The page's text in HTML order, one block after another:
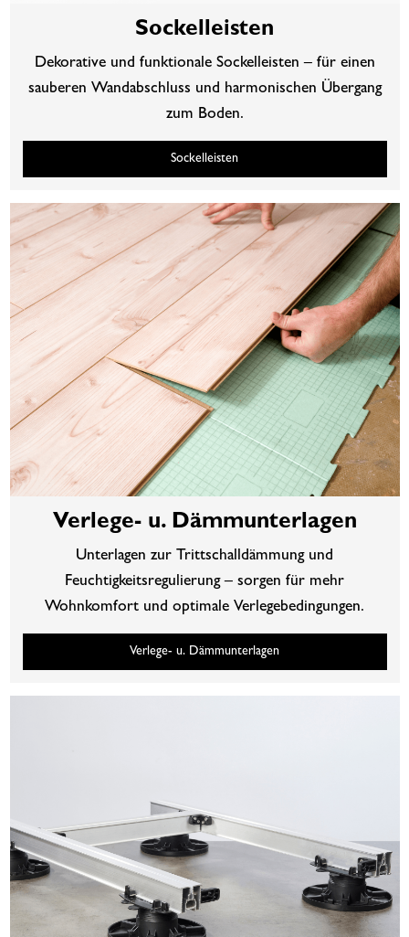
Sockelleisten
Dekorative und funktionale Sockelleisten – für einen
sauberen Wandabschluss und harmonischen Übergang
zum Boden.
Sockelleisten
Verlege- u. Dämmunterlagen
Unterlagen zur Trittschalldämmung und
Feuchtigkeitsregulierung – sorgen für mehr
Wohnkomfort und optimale Verlegebedingungen.
Verlege- u. Dämmunterlagen